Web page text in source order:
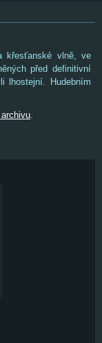
křesťanské vlně, ve
před definitivní
lhostejní. Hudebním
.